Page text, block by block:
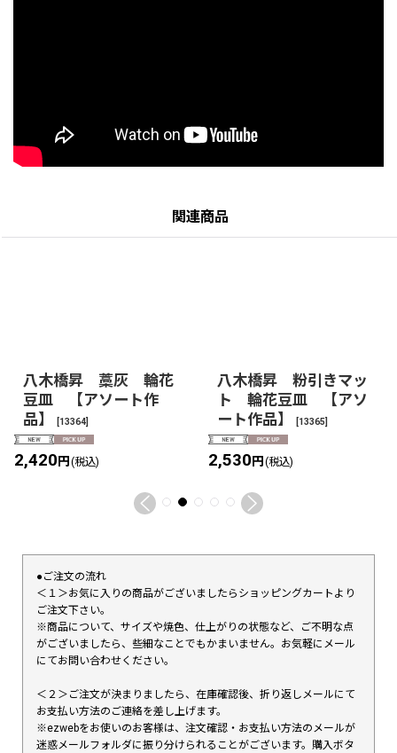
関連商品
八木橋昇 藁灰 輪花
豆皿 【アソート作
品】
[13364]
2,420円 (税込)
八木橋昇 粉引きマッ
ト 輪花豆皿 【アソ
ート作品】
[13365]
2,530円 (税込)
●ご注文の流れ
＜１＞お気に入りの商品がございましたらショッピングカートより
ご注文下さい。
※商品について、サイズや焼色、仕上がりの状態など、ご不明な点
がございましたら、些細なことでもかまいません。お気軽にメール
にてお問い合わせください。
＜２＞ご注文が決まりましたら、在庫確認後、折り返しメールにて
お支払い方法のご連絡を差し上げます。
※ezwebをお使いのお客様は、注文確認・お支払い方法のメールが
迷惑メールフォルダに振り分けられることがございます。購入ボタ